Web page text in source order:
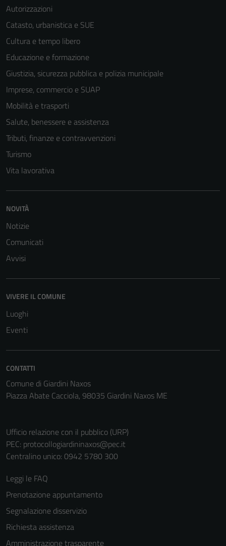
Autorizzazioni
Catasto, urbanistica e SUE
Cultura e tempo libero
Educazione e formazione
Giustizia, sicurezza pubblica e polizia municipale
Imprese, commercio e SUAP
Mobilità e trasporti
Salute, benessere e assistenza
Tributi, finanze e contravvenzioni
Turismo
Vita lavorativa
NOVITÀ
Notizie
Comunicati
Avvisi
VIVERE IL COMUNE
Luoghi
Eventi
CONTATTI
Comune di Giardini Naxos
Piazza Abate Cacciola, 98035 Giardini Naxos ME
Ufficio relazione con il pubblico (URP)
PEC: protocollogiardininaxos@pec.it
Centralino unico: 0942 5780 300
Leggi le FAQ
Prenotazione appuntamento
Segnalazione disservizio
Richiesta assistenza
Amministrazione trasparente